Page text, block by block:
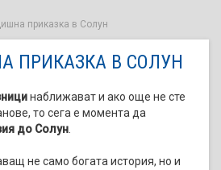
приказка в Солун
ПРИКАЗКА В СОЛУН
наближават и ако още не сте
то сега е момента да
до Солун
не само богата история, но и